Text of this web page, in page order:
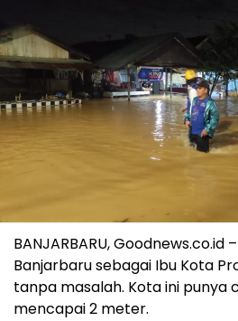
BANJARBARU,
Banjarbaru sebagai Ibu Kota
tanpa masalah. Kota ini punya
mencapai 2 meter.